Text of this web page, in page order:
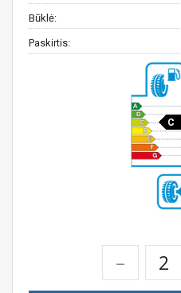
Būklė:
Paskirtis:
C
–